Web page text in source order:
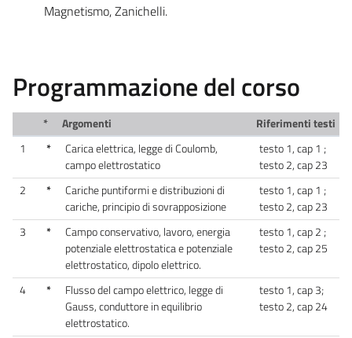
Magnetismo, Zanichelli.
Programmazione del corso
* Argomenti
Riferimenti testi
1
*
Carica elettrica, legge di Coulomb,
campo elettrostatico
testo 1, cap 1 ;
testo 2, cap 23
2
*
Cariche puntiformi e distribuzioni di
cariche, principio di sovrapposizione
testo 1, cap 1 ;
testo 2, cap 23
3
*
Campo conservativo, lavoro, energia
potenziale elettrostatica e potenziale
elettrostatico, dipolo elettrico.
testo 1, cap 2 ;
testo 2, cap 25
4 *
Flusso del campo elettrico, legge di
Gauss, conduttore in equilibrio
elettrostatico.
testo 1, cap 3;
testo 2, cap 24